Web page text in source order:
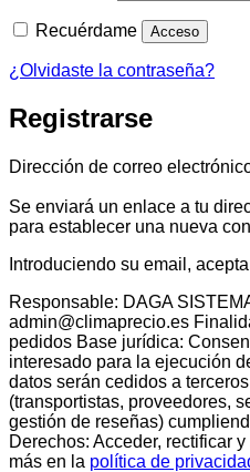
Recuérdame Acceso
¿Olvidaste la contraseña?
Registrarse
Dirección de correo
Se enviará un enlace a tu
para establecer una nueva
Introduciendo su email,
Responsable: DAGA
admin@climaprecio.es
pedidos Base jurídica:
interesado para la ejecución
datos serán cedidos a
(transportistas, proveedores,
gestión de reseñas)
Derechos: Acceder, rectificar
más en la política de